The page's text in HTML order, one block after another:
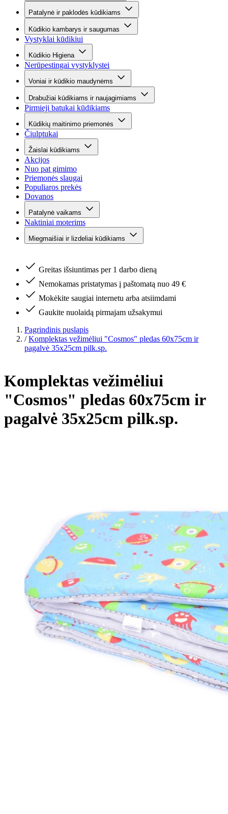
Patalynė ir paklodės kūdikiams
Kūdikio kambarys ir saugumas
Vystyklai kūdikiui
Kūdikio Higiena
Nerūpestingai vystyklystei
Voniai ir kūdikio maudynėms
Drabužiai kūdikiams ir naujagimiams
Pirmieji batukai kūdikiams
Kūdikių maitinimo priemonės
Čiulptukai
Žaislai kūdikiams
Akcijos
Nuo pat gimimo
Priemonės slaugai
Populiaros prekės
Dovanos
Patalynė vaikams
Naktiniai moterims
Miegmaišiai ir lizdeliai kūdikiams
Greitas išsiuntimas per 1 darbo dieną
Nemokamas pristatymas į paštomatą nuo 49 €
Mokėkite saugiai internetu arba atsiimdami
Gaukite nuolaidą pirmajam užsakymui
Pagrindinis puslapis
/ Komplektas vežimėliui "Cosmos" pledas 60x75cm ir
pagalvė 35x25cm pilk.sp.
Komplektas vežimėliui
"Cosmos" pledas 60x75cm ir
pagalvė 35x25cm pilk.sp.